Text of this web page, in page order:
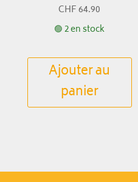
CHF64.90
🟢 2 en stock
Ajouter au
panier